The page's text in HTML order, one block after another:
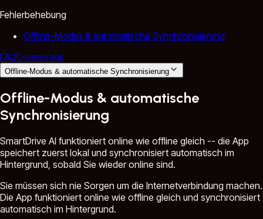
Fehlerbehebung
Offline-Modus & automatische Synchronisierung
FAQDownloads
Offline-Modus & automatische Synchronisierung
Offline-Modus & automatische
Synchronisierung
SmartDrive AI funktioniert online wie offline gleich -- die App
speichert zuerst lokal und synchronisiert automatisch im
Hintergrund, sobald Sie wieder online sind.
Sie müssen sich nie Sorgen um die Internetverbindung machen.
Die App funktioniert online wie offline gleich und synchronisiert
automatisch im Hintergrund.